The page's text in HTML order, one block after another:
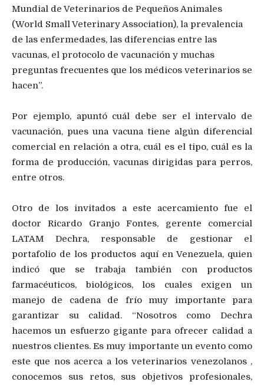
Mundial de Veterinarios de Pequeños Animales
(World Small Veterinary Association), la prevalencia
de las enfermedades, las diferencias entre las
vacunas, el protocolo de vacunación y muchas
preguntas frecuentes que los médicos veterinarios se
hacen”.
Por ejemplo, apuntó cuál debe ser el intervalo de
vacunación, pues una vacuna tiene algún diferencial
comercial en relación a otra, cuál es el tipo, cuál es la
forma de producción, vacunas dirigidas para perros,
entre otros.
Otro de los invitados a este acercamiento fue el
doctor Ricardo Granjo Fontes, gerente comercial
LATAM Dechra, responsable de gestionar el
portafolio de los productos aquí en Venezuela, quien
indicó que se trabaja también con productos
farmacéuticos, biológicos, los cuales exigen un
manejo de cadena de frío muy importante para
garantizar su calidad. “Nosotros como Dechra
hacemos un esfuerzo gigante para ofrecer calidad a
nuestros clientes. Es muy importante un evento como
este que nos acerca a los veterinarios venezolanos ,
conocemos sus retos, sus objetivos profesionales,